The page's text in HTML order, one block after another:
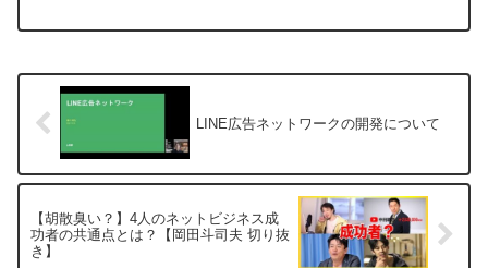
LINE広告ネットワークの開発について
【胡散臭い？】4人のネットビジネス成
功者の共通点とは？【岡田斗司夫 切り抜
き】